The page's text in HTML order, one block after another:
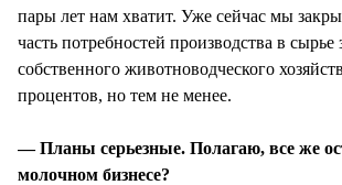
пары лет нам хватит. Уже сейчас мы
часть потребностей производства в сырье
собственного животноводческого
процентов, но тем не менее.
— Планы серьезные. Полагаю, все же
молочном бизнесе?